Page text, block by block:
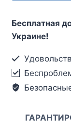
Бесплатная
Украине!